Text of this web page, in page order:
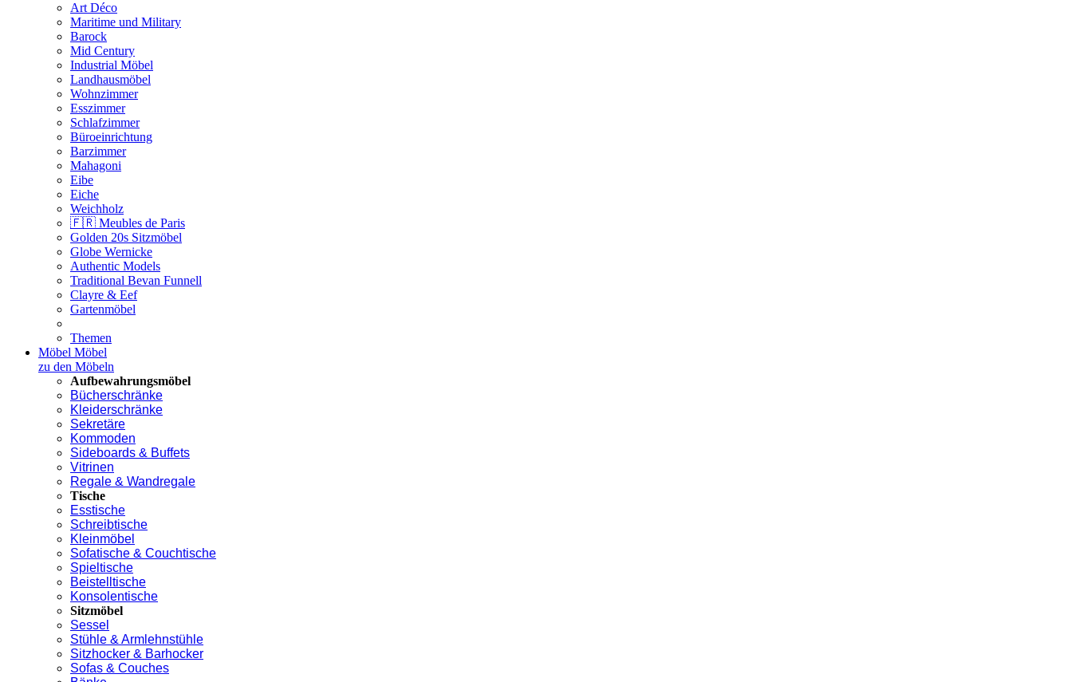
Art Déco
Maritime und Military
Barock
Mid Century
Industrial Möbel
Landhausmöbel
Wohnzimmer
Esszimmer
Schlafzimmer
Büroeinrichtung
Barzimmer
Mahagoni
Eibe
Eiche
Weichholz
🇫🇷 Meubles de Paris
Golden 20s Sitzmöbel
Globe Wernicke
Authentic Models
Traditional Bevan Funnell
Clayre & Eef
Gartenmöbel
Themen
Möbel Möbel
zu den Möbeln
Aufbewahrungsmöbel
Bücherschränke
Kleiderschränke
Sekretäre
Kommoden
Sideboards & Buffets
Vitrinen
Regale & Wandregale
Tische
Esstische
Schreibtische
Kleinmöbel
Sofatische & Couchtische
Spieltische
Beistelltische
Konsolentische
Sitzmöbel
Sessel
Stühle & Armlehnstühle
Sitzhocker & Barhocker
Sofas & Couches